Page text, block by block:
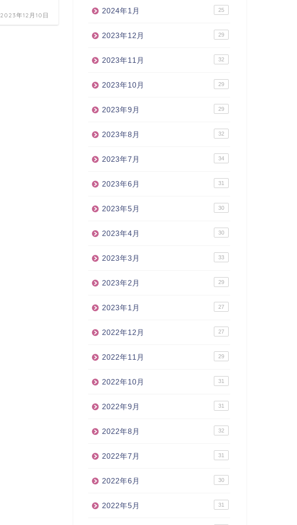
2023年12月10日
2024年1月 25
2023年12月 29
2023年11月 32
2023年10月 29
2023年9月 29
2023年8月 32
2023年7月 34
2023年6月 31
2023年5月 30
2023年4月 30
2023年3月 33
2023年2月 29
2023年1月 27
2022年12月 27
2022年11月 29
2022年10月 31
2022年9月 31
2022年8月 32
2022年7月 31
2022年6月 30
2022年5月 31